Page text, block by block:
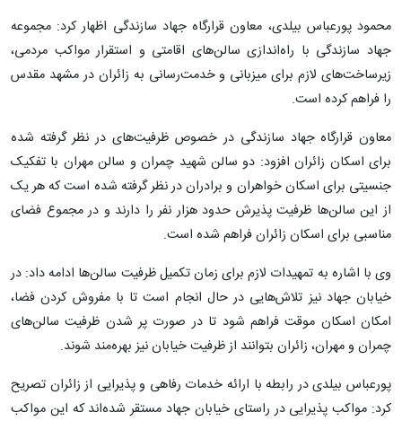
محمود پورعباس بیلدی، معاون قرارگاه جهاد سازندگی اظهار کرد: مجموعه
جهاد سازندگی با راه‌اندازی سالن‌های اقامتی و استقرار مواکب مردمی،
زیرساخت‌های لازم برای میزبانی و خدمت‌رسانی به زائران در مشهد مقدس
را فراهم کرده است.
معاون قرارگاه جهاد سازندگی در خصوص ظرفیت‌های در نظر گرفته شده
برای اسکان زائران افزود: دو سالن شهید چمران و سالن مهران با تفکیک
جنسیتی برای اسکان خواهران و برادران در نظر گرفته شده است که هر یک
از این سالن‌ها ظرفیت پذیرش حدود هزار نفر را دارند و در مجموع فضای
مناسبی برای اسکان زائران فراهم شده است.
وی با اشاره به تمهیدات لازم برای زمان تکمیل ظرفیت سالن‌ها ادامه داد: در
خیابان جهاد نیز تلاش‌هایی در حال انجام است تا با مفروش کردن فضا،
امکان اسکان موقت فراهم شود تا در صورت پر شدن ظرفیت سالن‌های
چمران و مهران، زائران بتوانند از ظرفیت خیابان نیز بهره‌مند شوند.
پورعباس بیلدی در رابطه با ارائه خدمات رفاهی و پذیرایی از زائران تصریح
کرد: مواکب پذیرایی در راستای خیابان جهاد مستقر شده‌اند که این مواکب